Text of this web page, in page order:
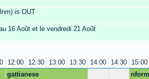
is OUT
16 Août et le vendredi 21 Août
12:00 12:30 13:00 13:30 14:00 14:30 15:00
gattianese